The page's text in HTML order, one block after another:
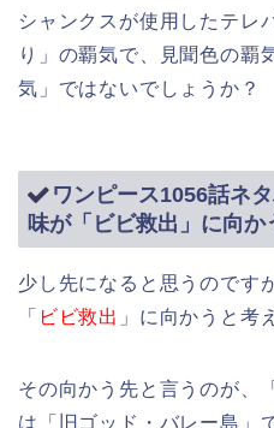
シャンクスが使用したテレ
り」の覇気で、見聞色の覇
気」ではないでしょうか？
ワンピース1056話ネ
味が「ビビ救出」に向か
少し先になると思うのです
「 ビビ救出 」に向かうと考
その向かう先と言うのが、
は「旧ゴッド・バレー島」